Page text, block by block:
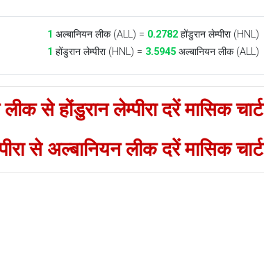
1 अल्बानियन लीक (ALL) = 0.2782होंडुरान लेम्पीरा (HNL)
1 होंडुरान लेम्पीरा (HNL) = 3.5945अल्बानियन लीक (ALL)
से होंडुरान लेम्पीरा दरें मासिक चार्ट
से अल्बानियन लीक दरें मासिक चार्ट